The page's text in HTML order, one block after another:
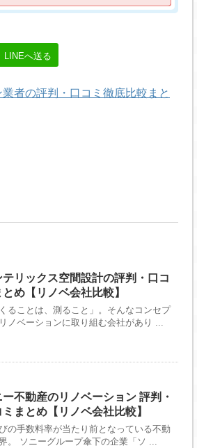
LINEへ送る
者の評判・口コミ徹底比較まと
テリックス空間設計の評判・口コ
とめ【リノベ会社比較】
くることは、測ること」。そんなコンセプ
ノベーションに取り組む会社があり ...
ー不動産のリノベーション 評判・
ミまとめ【リノベ会社比較】
の手数料率が当たり前となっている不動
。 ソニーグループ傘下の企業「ソ ...